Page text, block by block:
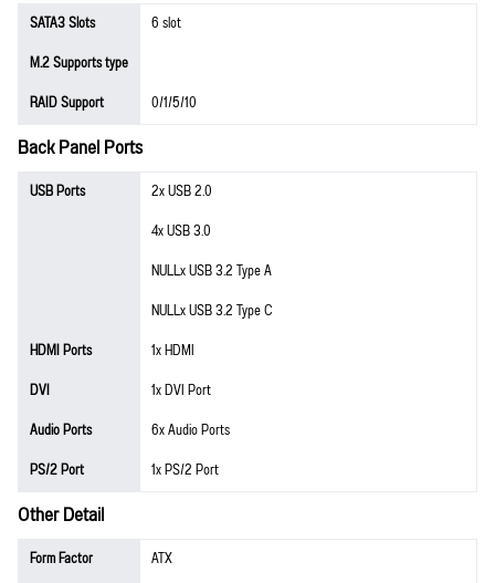
SATA3 Slots
6 slot
M.2 Supports type
RAID Support
0/1/5/10
Back Panel Ports
USB Ports
2x USB 2.0
4x USB 3.0
NULLx USB 3.2 Type A
NULLx USB 3.2 Type C
HDMI Ports
1x HDMI
DVI
1x DVI Port
Audio Ports
6x Audio Ports
PS/2 Port
1x PS/2 Port
Other Detail
Form Factor
ATX